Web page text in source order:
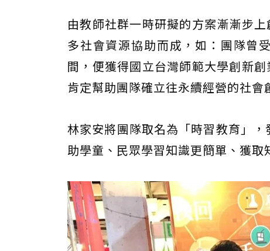
由教師社群一時研擬的方案漸漸步
多社會資源協助而成，如：團隊曾
間，便獲得國立台灣師範大學創新
肯定幫助團隊確立往永續經營的社會
林家安將團隊取名為「時習教育」
助學童、民眾學習知識更簡單、獲